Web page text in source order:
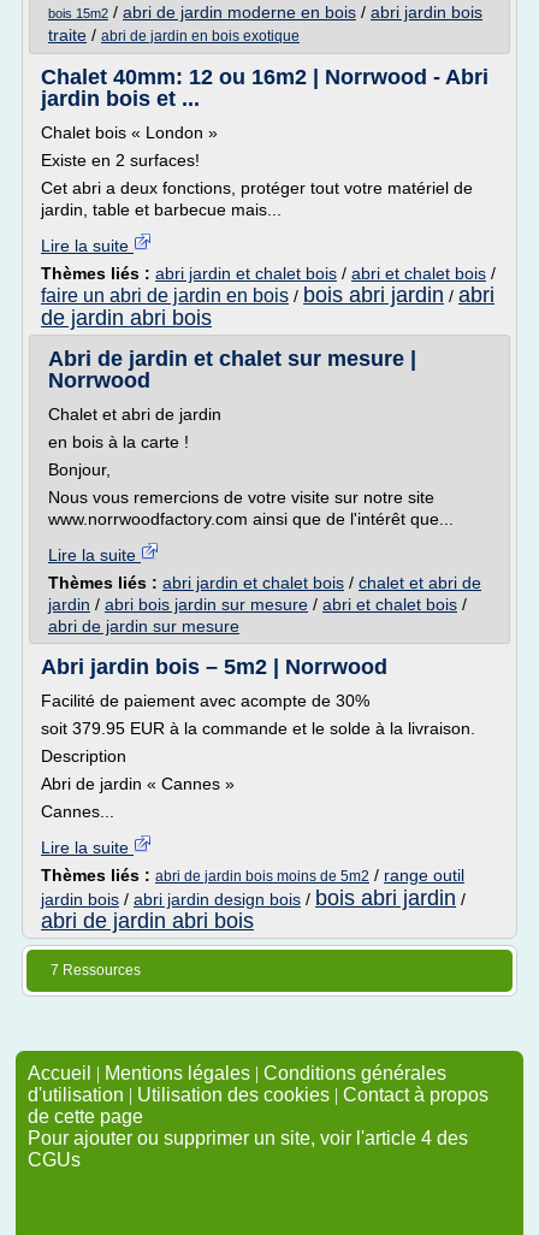
bois 15m2 / abri de jardin moderne en bois / abri jardin bois
traite / abri de jardin en bois exotique
Chalet 40mm: 12 ou 16m2 | Norrwood - Abri
jardin bois et ...
Chalet bois « London »
Existe en 2 surfaces!
Cet abri a deux fonctions, protéger tout votre matériel de
jardin, table et barbecue mais...
Lire la suite
Thèmes liés : abri jardin et chalet bois / abri et chalet bois /
faire un abri de jardin en bois / bois abri jardin / abri
de jardin abri bois
Abri de jardin et chalet sur mesure |
Norrwood
Chalet et abri de jardin
en bois à la carte !
Bonjour,
Nous vous remercions de votre visite sur notre site
www.norrwoodfactory.com ainsi que de l'intérêt que...
Lire la suite
Thèmes liés : abri jardin et chalet bois / chalet et abri de
jardin / abri bois jardin sur mesure / abri et chalet bois /
abri de jardin sur mesure
Abri jardin bois – 5m2 | Norrwood
Facilité de paiement avec acompte de 30%
soit 379.95 EUR à la commande et le solde à la livraison.
Description
Abri de jardin « Cannes »
Cannes...
Lire la suite
Thèmes liés : abri de jardin bois moins de 5m2 / range outil
jardin bois / abri jardin design bois / bois abri jardin /
abri de jardin abri bois
7 Ressources
Accueil | Mentions légales | Conditions générales
d'utilisation | Utilisation des cookies | Contact à propos
de cette page
Pour ajouter ou supprimer un site, voir l'article 4 des
CGUs